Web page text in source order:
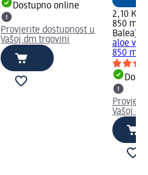
Dostupno online
Provjerite dostupnost u
Vašoj dm trgovini
2,10 KM
850 ml
Balea
aloe
850 ml
Vašoj